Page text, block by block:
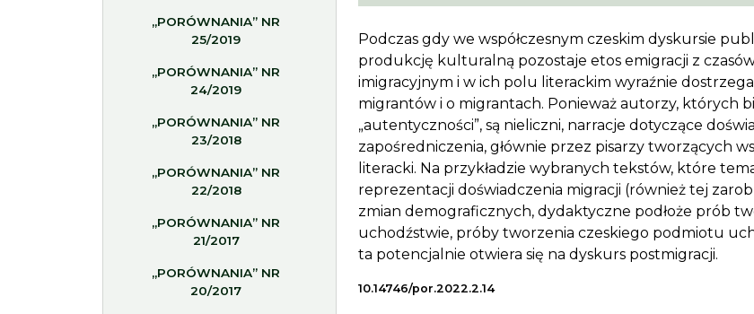
„PORÓWNANIA” NR
25/2019
„PORÓWNANIA” NR
24/2019
„PORÓWNANIA” NR
23/2018
„PORÓWNANIA” NR
22/2018
„PORÓWNANIA” NR
21/2017
„PORÓWNANIA” NR
20/2017
Podczas gdy we współczesnym czeskim dyskursie
produkcję kulturalną pozostaje etos emigracji z
imigracyjnym i w ich polu literackim wyraźnie
migrantów i o migrantach. Ponieważ autorzy, których
„autentyczności”, są nieliczni, narracje dotyczące
zapośredniczenia, głównie przez pisarzy tworzących
literacki. Na przykładzie wybranych tekstów, które
reprezentacji doświadczenia migracji (również tej
zmian demograficznych, dydaktyczne podłoże prób
uchodźstwie, próby tworzenia czeskiego podmiotu
ta potencjalnie otwiera się na dyskurs postmigracji.
10.14746/por.2022.2.14